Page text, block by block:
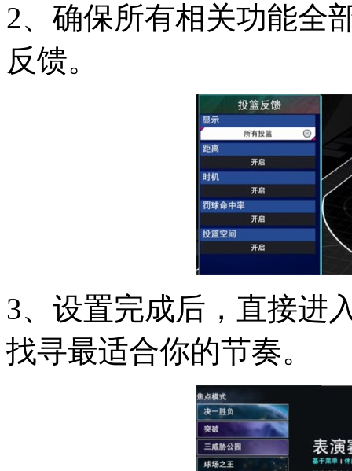
2、确保所有相关功能全
反馈。
3、设置完成后，直接进
找寻最适合你的节奏。